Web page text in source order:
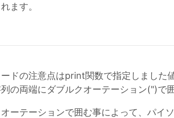
ます。
ドの注意点はprint関数で指定しました
の両端にダブルクオーテーション(")で
ーテーションで囲む事によって、パイ